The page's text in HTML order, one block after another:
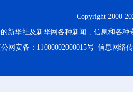
Copyright 2000-
新华社及新华网各种新闻﹑信息和各
网安备：11000002000015号| 信息网络